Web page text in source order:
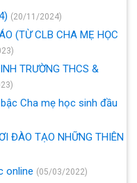
(20/11/2024)
(TỪ CLB CHA MẸ HỌC
TRƯỜNG THCS &
Cha mẹ học sinh đầu
ĐÀO TẠO NHỮNG THIÊN
online (05/03/2022)